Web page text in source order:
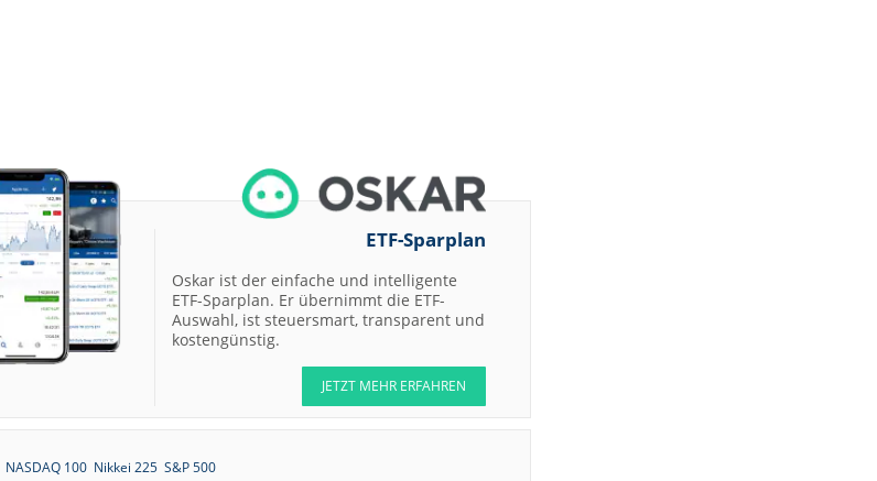
ETF-Sparplan
Oskar ist der einfache und intelligente
ETF-Sparplan. Er übernimmt die ETF-
Auswahl, ist steuersmart, transparent und
kostengünstig.
JETZT MEHR ERFAHREN
NASDAQ 100 Nikkei 225 S&P 500